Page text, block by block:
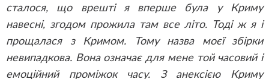
сталося, що врешті я вперше була у Криму
навесні, згодом прожила там все літо. Тоді ж я і
прощалася з Кримом. Тому назва моєї збірки
невипадкова. Вона означає для мене той часовий і
емоційний проміжок часу. З анексією Криму